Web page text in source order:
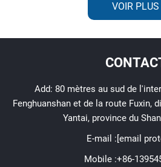
VOIR PLUS
Add: 80 mètres au sud de
Fenghuanshan et de la route Fuxin,
Yantai, province du
E-mail :[email
Mobile :+86-